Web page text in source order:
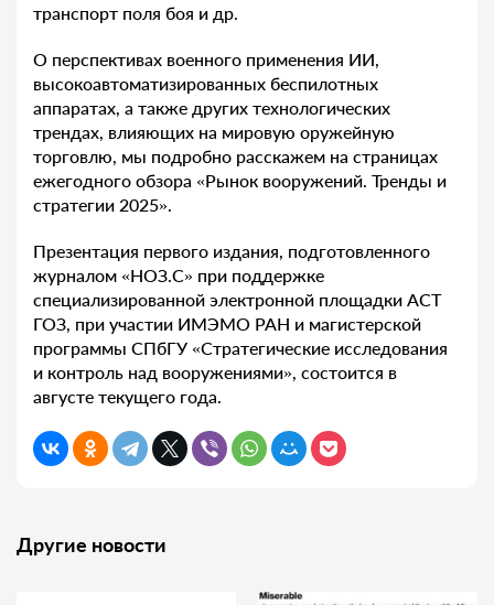
транспорт поля боя и др.
О перспективах военного применения ИИ,
высокоавтоматизированных беспилотных
аппаратах, а также других технологических
трендах, влияющих на мировую оружейную
торговлю, мы подробно расскажем на страницах
ежегодного обзора «Рынок вооружений. Тренды и
стратегии 2025».
Презентация первого издания, подготовленного
журналом «НОЗ.С» при поддержке
специализированной электронной площадки АСТ
ГОЗ, при участии ИМЭМО РАН и магистерской
программы СПбГУ «Стратегические исследования
и контроль над вооружениями», состоится в
августе текущего года.
Другие новости